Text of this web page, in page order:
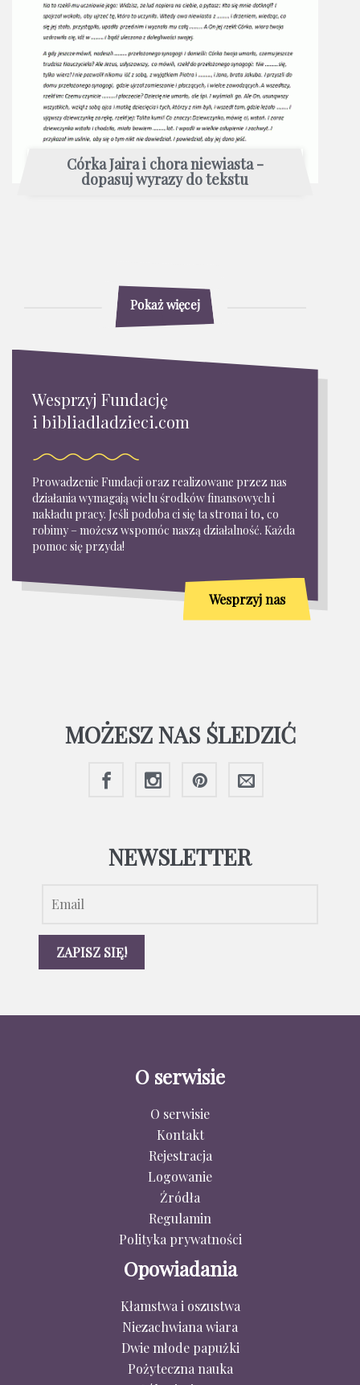
Córka Jaira i chora niewiasta -
dopasuj wyrazy do tekstu
Pokaż więcej
Wesprzyj Fundację
i bibliadladzieci.com
Prowadzenie Fundacji oraz realizowane przez nas
działania wymagają wielu środków finansowych i
nakładu pracy. Jeśli podoba ci się ta strona i to, co
robimy – możesz wspomóc naszą działalność. Każda
pomoc się przyda!
Wesprzyj nas
MOŻESZ NAS ŚLEDZIĆ
NEWSLETTER
O serwisie
O serwisie
Kontakt
Rejestracja
Logowanie
Źródła
Regulamin
Polityka prywatności
Opowiadania
Kłamstwa i oszustwa
Niezachwiana wiara
Dwie młode papużki
Pożyteczna nauka